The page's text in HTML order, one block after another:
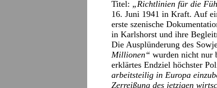
Titel: „Richtlinien für die
16. Juni 1941 in Kraft. Auf
erste szenische
in Karlshorst und ihre
Die Ausplünderung des
Millionen“ wurden nicht nur
erklärtes Endziel höchster
arbeitsteilig in Europa
Zerreißung des jetzigen